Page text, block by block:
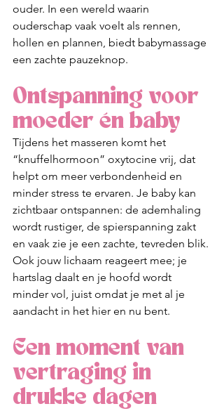
ouder. In een wereld waarin
ouderschap vaak voelt als rennen,
hollen en plannen, biedt babymassage
een zachte pauzeknop.
Ontspanning voor
moeder én baby
Tijdens het masseren komt het
“knuffelhormoon” oxytocine vrij, dat
helpt om meer verbondenheid en
minder stress te ervaren. Je baby kan
zichtbaar ontspannen: de ademhaling
wordt rustiger, de spierspanning zakt
en vaak zie je een zachte, tevreden blik.
Ook jouw lichaam reageert mee; je
hartslag daalt en je hoofd wordt
minder vol, juist omdat je met al je
aandacht in het hier en nu bent.
Een moment van
vertraging in
drukke dagen